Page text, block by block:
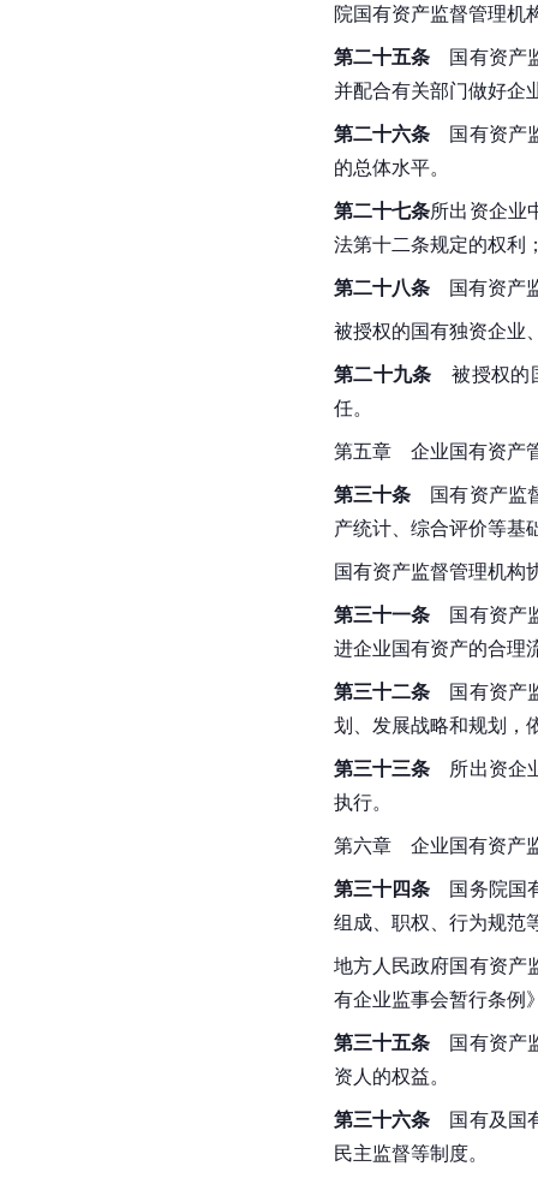
院国有资产监督管理机
第二十五条 国有资产
并配合有关部门做好企
第二十六条 国有资产
的总体水平。
第二十七条所出资企业
法第十二条规定的权利
第二十八条 国有资产
被授权的国有独资企业
第二十九条 被授权的
任。
第五章　企业国有资产
第三十条 国有资产监
产统计、综合评价等基
国有资产监督管理机构
第三十一条 国有资产
进企业国有资产的合理
第三十二条 国有资产
划、发展战略和规划，
第三十三条 所出资企
执行。
第六章　企业国有资产
第三十四条
国务院国
组成、职权、行为规范
地方人民政府国有资产
有企业监事会暂行条例
第三十五条 国有资产
资人的权益。
第三十六条 国有及国
民主监督等制度。